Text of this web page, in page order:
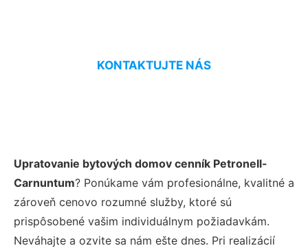
KONTAKTUJTE NÁS
Upratovanie bytových domov cenník Petronell-
Carnuntum? Ponúkame vám profesionálne, kvalitné a
zároveň cenovo rozumné služby, ktoré sú
prispôsobené vašim individuálnym požiadavkám.
Neváhajte a ozvite sa nám ešte dnes. Pri realizácií